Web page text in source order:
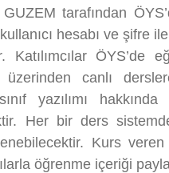
tarafından
hesabı ve şifre
Katılımcılar ÖYS’de
üzerinden canlı
yazılımı
Her bir ders
Kurs
öğrenme içeriği